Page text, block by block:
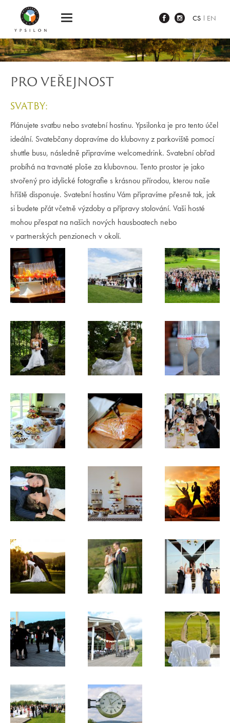
CS EN
PRO VEŘEJNOST
SVATBY:
Plánujete svatbu nebo svatební hostinu. Ypsilonka je pro tento účel
ideální. Svatebčany dopravíme do klubovny z parkoviště pomocí
shuttle busu, následně připravíme welcomedrink. Svatební obřad
probíhá na travnaté ploše za klubovnou. Tento prostor je jako
stvořený pro idylické fotografie s krásnou přírodou, kterou naše
hřiště disponuje. Svatební hostinu Vám připravíme přesně tak, jak
si budete přát včetně výzdoby a přípravy stolování. Vaši hosté
mohou přespat na našich nových hausboatech nebo
v partnerských penzionech v okolí.